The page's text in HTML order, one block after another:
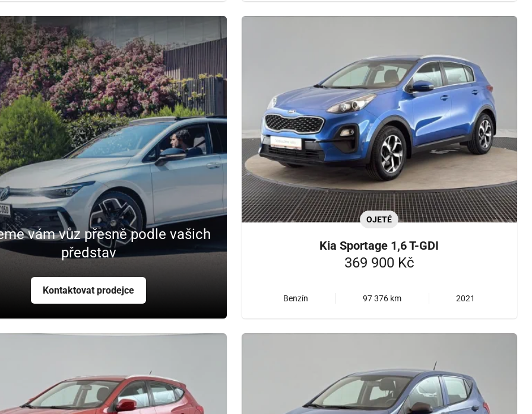
vám vůz přesně podle vašich
představ
Kontaktovat prodejce
OJETÉ
Kia Sportage 1,6 T-GDI
369 900 Kč
Benzín 97 376 km 2021